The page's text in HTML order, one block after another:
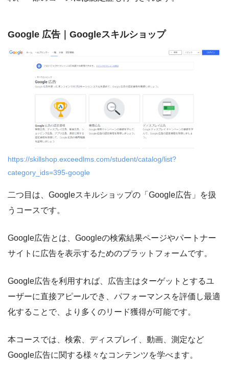
Google 広告｜Googleスキルショップ
https://skillshop.exceedlms.com/student/catalog/list?
category_ids=395-google
二つ目は、Googleスキルショップの「Google広告」を扱
うコースです。
Google広告とは、Googleの検索結果ページやパートナー
サイトに広告を表示するためのプラットフォームです。
Google広告を利用すれば、広告主はターゲットとするユ
ーザーに直接アピールでき、パフォーマンスを評価し最適
化することで、より多くのリード獲得が可能です。
本コースでは、検索、ディスプレイ、動画、測定など
Google広告に関する様々なコンテンツを学べます。